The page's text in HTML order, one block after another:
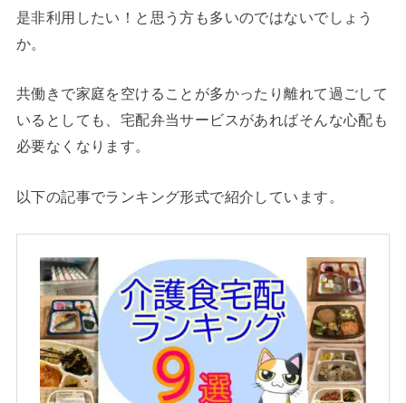
是非利用したい！と思う方も多いのではないでしょう
か。
共働きで家庭を空けることが多かったり離れて過ごして
いるとしても、宅配弁当サービスがあればそんな心配も
必要なくなります。
以下の記事でランキング形式で紹介しています。